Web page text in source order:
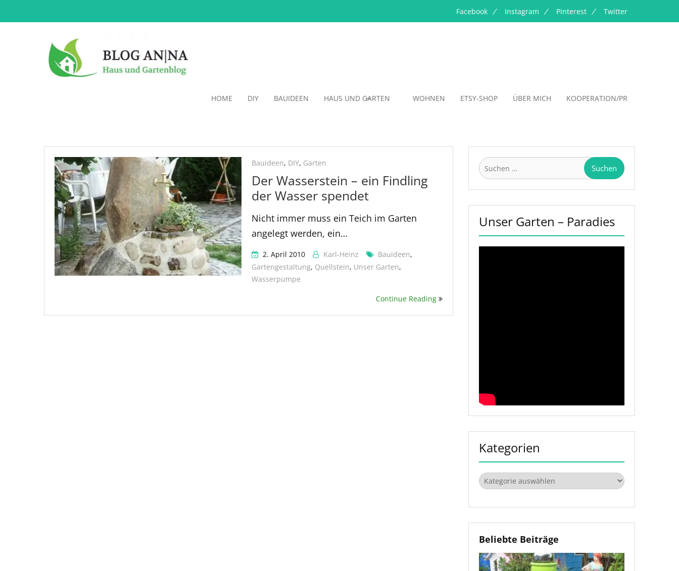
Facebook Instagram Pinterest Twitter
HOME DIY BAUIDEEN HAUS UND GARTEN WOHNEN ETSY-SHOP ÜBER MICH KOOPERATION/PR
Wasserpumpe
Bauideen, DIY, Garten
Der Wasserstein – ein Findling
der Wasser spendet
Nicht immer muss ein Teich im Garten
angelegt werden, ein…
2. April 2010 Karl-Heinz Bauideen,
Gartengestaltung, Quellstein, Unser Garten,
Wasserpumpe
Continue Reading
Suchen
Unser Garten – Paradies
Kategorien
Kategorien
Beliebte Beiträge